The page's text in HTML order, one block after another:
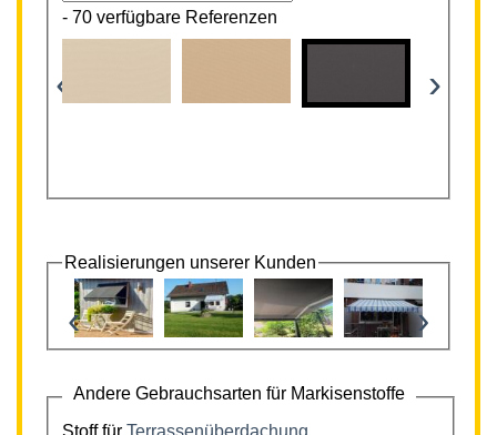
- 70 verfügbare Referenzen
‹ ›
Realisierungen unserer Kunden
‹ ›
Andere Gebrauchsarten für Markisenstoffe
Stoff für Terrassenüberdachung